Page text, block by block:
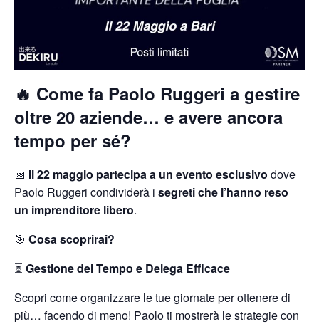
🔥 Come fa Paolo Ruggeri a gestire
oltre 20 aziende… e avere ancora
tempo per sé?
📅 Il 22 maggio partecipa a un evento esclusivo dove
Paolo Ruggeri condividerà i segreti che l’hanno reso
un imprenditore libero.
🎯 Cosa scoprirai?
⏳ Gestione del Tempo e Delega Efficace
Scopri come organizzare le tue giornate per ottenere di
più… facendo di meno! Paolo ti mostrerà le strategie con